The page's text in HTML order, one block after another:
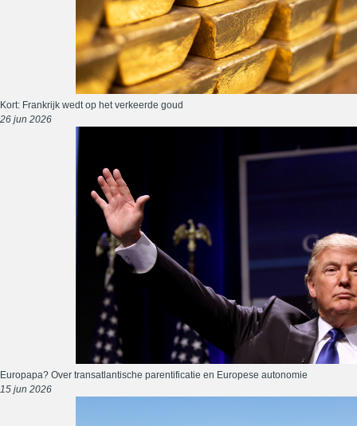
Kort: Frankrijk wedt op het verkeerde goud
26 jun 2026
Europapa? Over transatlantische parentificatie en Europese autonomie
15 jun 2026